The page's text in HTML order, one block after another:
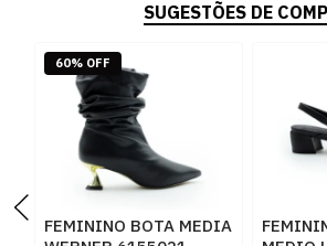
SUGESTÕES DE
FEMININO BOTA MEDIA
60% OFF